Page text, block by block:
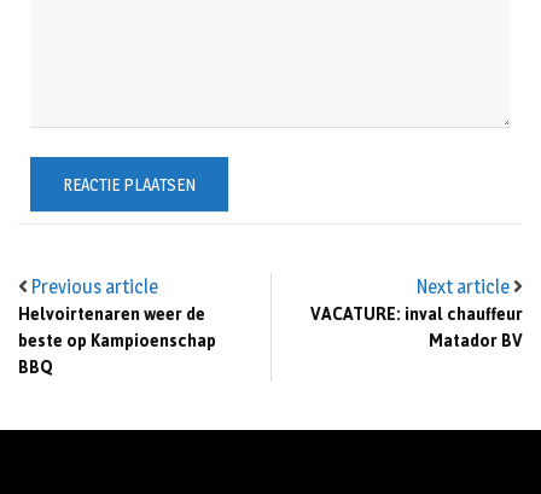
Previous article
Helvoirtenaren weer de
beste op Kampioenschap
BBQ
Next article
VACATURE: inval chauffeur
Matador BV